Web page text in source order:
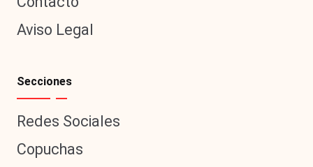
Aviso Legal
Secciones
Redes Sociales
Copuchas